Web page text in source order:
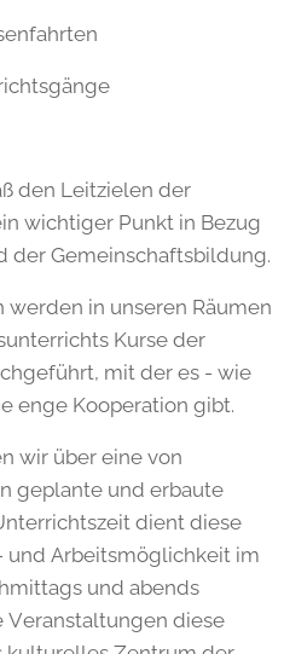
den Leitzielen der
wichtiger Punkt in Bezug
der Gemeinschaftsbildung.
werden in unseren Räumen
Kurse der
mit der es - wie
enge Kooperation gibt.
wir über eine von
geplante und erbaute
dient diese
und Arbeitsmöglichkeit im
und abends
Veranstaltungen diese